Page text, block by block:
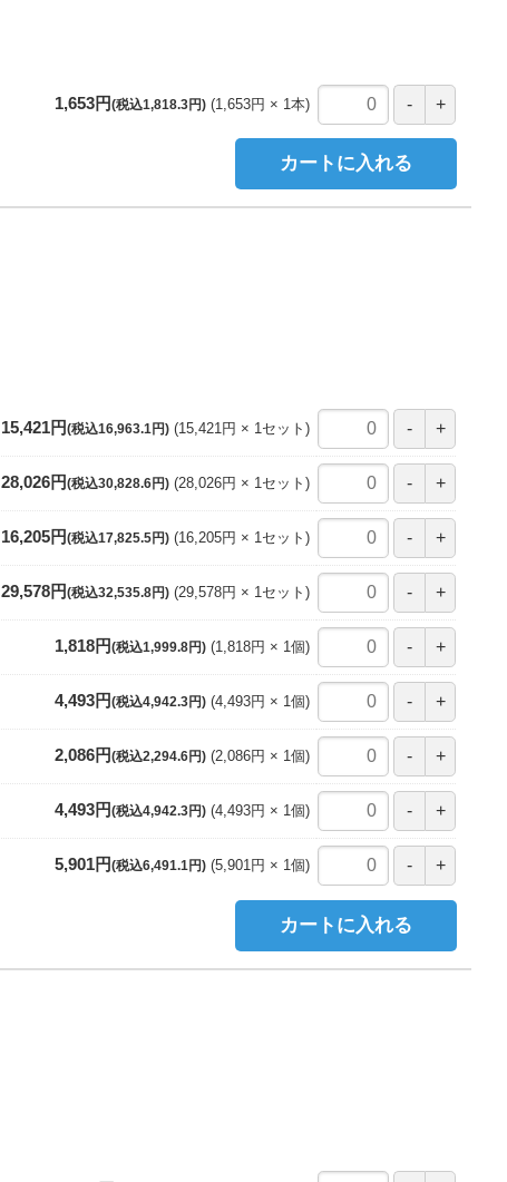
1,653円(税込1,818.3円) 1,653円 1本
カートに入れる
15,421円(税込16,963.1円) 15,421円 1セット
28,026円(税込30,828.6円) 28,026円 1セット
16,205円(税込17,825.5円) 16,205円 1セット
29,578円(税込32,535.8円) 29,578円 1セット
1,818円(税込1,999.8円) 1,818円 1個
4,493円(税込4,942.3円) 4,493円 1個
2,086円(税込2,294.6円) 2,086円 1個
4,493円(税込4,942.3円) 4,493円 1個
5,901円(税込6,491.1円) 5,901円 1個
カートに入れる